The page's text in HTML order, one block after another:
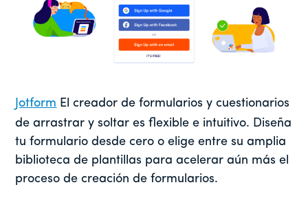
Jotform El creador de formularios y cuestionarios
de arrastrar y soltar es flexible e intuitivo. Diseña
tu formulario desde cero o elige entre su amplia
biblioteca de plantillas para acelerar aún más el
proceso de creación de formularios.